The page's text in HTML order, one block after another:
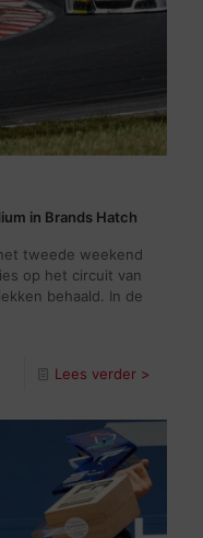
in Brands Hatch
tweede weekend
op het circuit van
behaald. In de
Lees verder >